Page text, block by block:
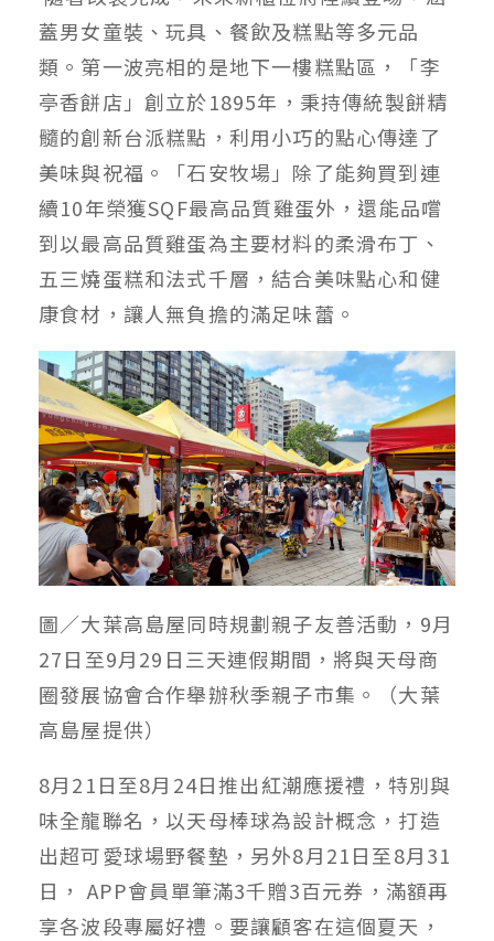
蓋男女童裝、玩具、餐飲及糕點等多元品
類。第一波亮相的是地下一樓糕點區，「李
亭香餅店」創立於1895年，秉持傳統製餅精
髓的創新台派糕點，利用小巧的點心傳達了
美味與祝福。「石安牧場」除了能夠買到連
續10年榮獲SQF最高品質雞蛋外，還能品嚐
到以最高品質雞蛋為主要材料的柔滑布丁、
五三燒蛋糕和法式千層，結合美味點心和健
康食材，讓人無負擔的滿足味蕾。
圖／大葉高島屋同時規劃親子友善活動，9月
27日至9月29日三天連假期間，將與天母商
圈發展協會合作舉辦秋季親子市集。（大葉
高島屋提供）
8月21日至8月24日推出紅潮應援禮，特別與
味全龍聯名，以天母棒球為設計概念，打造
出超可愛球場野餐墊，另外8月21日至8月31
日， APP會員單筆滿3千贈3百元券，滿額再
享各波段專屬好禮 。 要讓顧客在這個夏天，